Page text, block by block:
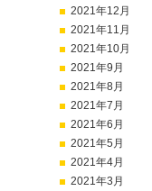
2021年12月
2021年11月
2021年10月
2021年9月
2021年8月
2021年7月
2021年6月
2021年5月
2021年4月
2021年3月